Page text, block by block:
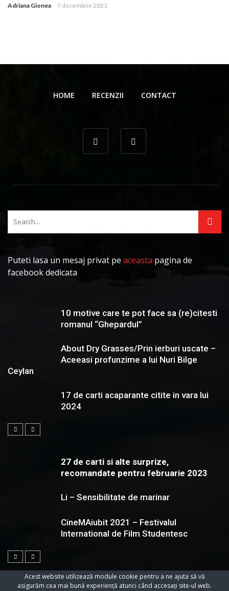
Adriana Gionea 7 decembrie 2021
HOME RECENZII CONTACT
Puteti lasa un mesaj privat pe aceasta pagina de
facebook dedicata
10 motive care te pot face sa (re)citesti
romanul “Ghepardul”
About Dry Grasses/Prin ierburi uscate –
Aceeasi profunzime a lui Nuri Bilge
Ceylan
17 de carti acaparante citite in vara lui
2024
27 de carti si alte surprize,
recomandate pentru februarie 2023
Li – Sensibilitate de marinar
CineMAiubit 2021 – Festivalul
International de Film Studentesc
Acest website utilizează module cookie pentru a ne ajuta să vă
asigurăm cea mai bună experiență atunci când accesați site-ul web.